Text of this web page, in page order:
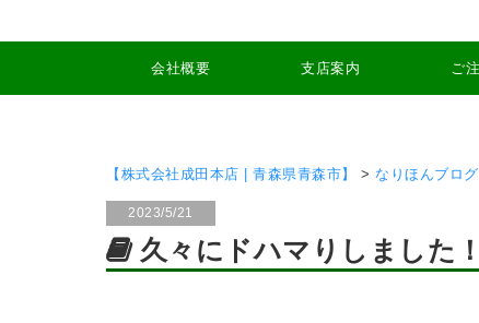
会社概要 支店案内 ご
【株式会社成田本店 | 青森県青森市】 > なりほんブログ
2023/5/21
久々にドハマりしました！